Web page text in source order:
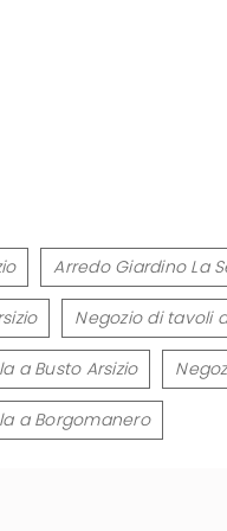
Arredo Giardino La
Negozio di tavoli
a Busto Arsizio
a Borgomanero